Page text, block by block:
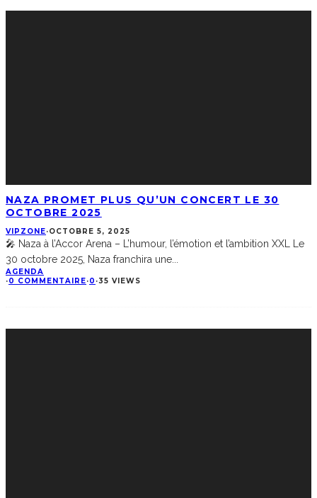
NAZA PROMET PLUS QU’UN CONCERT LE 30
OCTOBRE 2025
VIPZONE·OCTOBRE 5, 2025
🎤 Naza à l’Accor Arena – L’humour, l’émotion et l’ambition XXL Le
30 octobre 2025, Naza franchira une...
AGENDA
·0 COMMENTAIRE·0 ·35 VIEWS